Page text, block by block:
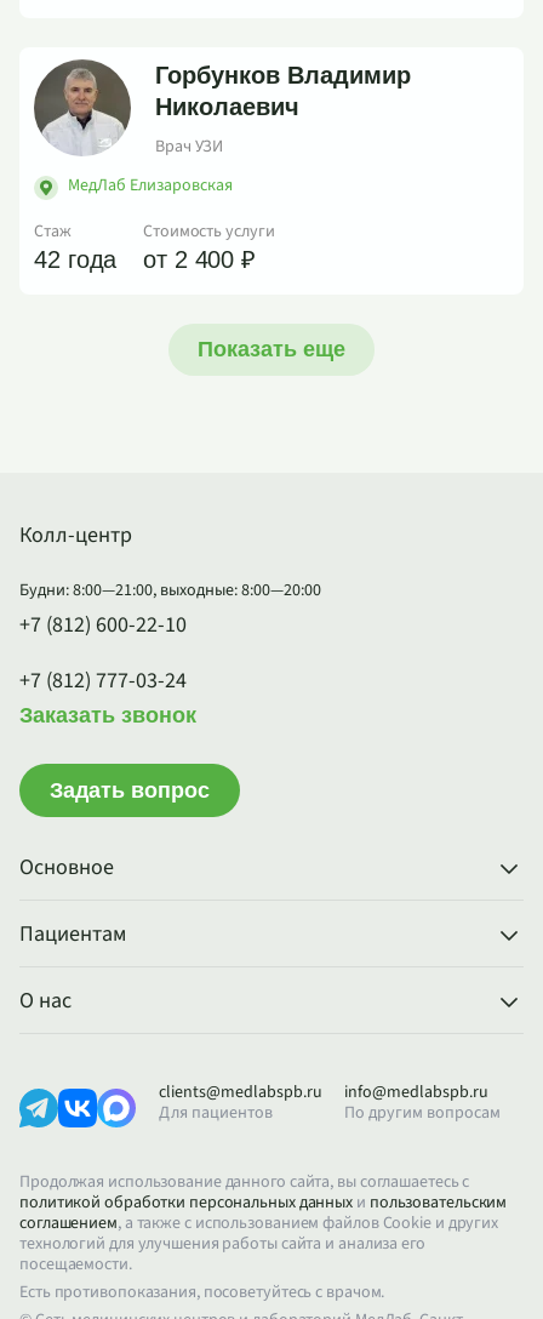
Горбунков Владимир
Николаевич
Врач УЗИ
МедЛаб Елизаровская
Стаж
42 года
Стоимость услуги
от 2 400 ₽
Показать еще
Основное
Пациентам
О нас
Колл-центр
Будни: 8:00—21:00, выходные: 8:00—20:00
+7 (812) 600-22-10
+7 (812) 777-03-24
Заказать звонок
Задать вопрос
Продолжая использование данного сайта, вы соглашаетесь с
политикой обработки персональных данных и пользовательским
соглашением, а также с использованием файлов Cookie и других
технологий для улучшения работы сайта и анализа его
посещаемости.
Есть противопоказания, посоветуйтесь с врачом.
clients@medlabspb.ru
Для пациентов
info@medlabspb.ru
По другим вопросам